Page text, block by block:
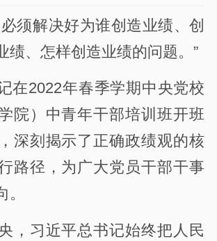
须解决好为谁创造业绩、创
绩、怎样创造业绩的问题。”
在2022年春季学期中央党校
院）中青年干部培训班开班
深刻揭示了正确政绩观的核
路径，为广大党员干部干事
，习近平总书记始终把人民